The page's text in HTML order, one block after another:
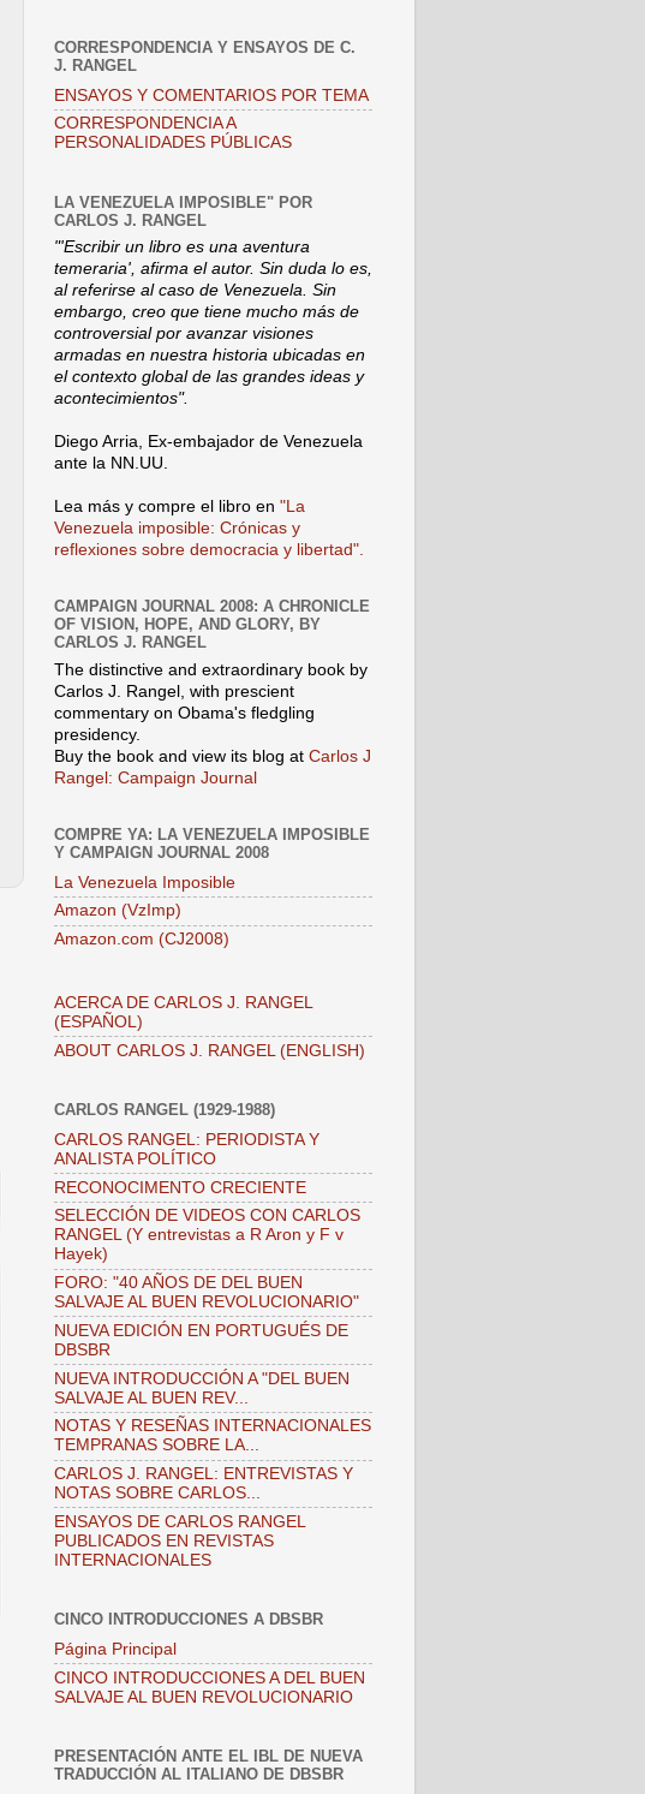
CORRESPONDENCIA Y ENSAYOS DE C.
J. RANGEL
ENSAYOS Y COMENTARIOS POR TEMA
CORRESPONDENCIA A
PERSONALIDADES PÚBLICAS
LA VENEZUELA IMPOSIBLE" POR
CARLOS J. RANGEL
"'Escribir un libro es una aventura
temeraria', afirma el autor. Sin duda lo es,
al referirse al caso de Venezuela. Sin
embargo, creo que tiene mucho más de
controversial por avanzar visiones
armadas en nuestra historia ubicadas en
el contexto global de las grandes ideas y
acontecimientos".
Diego Arria, Ex-embajador de Venezuela
ante la NN.UU.
Lea más y compre el libro en "La
Venezuela imposible: Crónicas y
reflexiones sobre democracia y libertad".
CAMPAIGN JOURNAL 2008: A CHRONICLE
OF VISION, HOPE, AND GLORY, BY
CARLOS J. RANGEL
The distinctive and extraordinary book by
Carlos J. Rangel, with prescient
commentary on Obama's fledgling
presidency.
Buy the book and view its blog at Carlos J
Rangel: Campaign Journal
COMPRE YA: LA VENEZUELA IMPOSIBLE
Y CAMPAIGN JOURNAL 2008
La Venezuela Imposible
Amazon (VzImp)
Amazon.com (CJ2008)
ACERCA DE CARLOS J. RANGEL
(ESPAÑOL)
ABOUT CARLOS J. RANGEL (ENGLISH)
CARLOS RANGEL (1929-1988)
CARLOS RANGEL: PERIODISTA Y
ANALISTA POLÍTICO
RECONOCIMENTO CRECIENTE
SELECCIÓN DE VIDEOS CON CARLOS
RANGEL (Y entrevistas a R Aron y F v
Hayek)
FORO: "40 AÑOS DE DEL BUEN
SALVAJE AL BUEN REVOLUCIONARIO"
NUEVA EDICIÓN EN PORTUGUÉS DE
DBSBR
NUEVA INTRODUCCIÓN A "DEL BUEN
SALVAJE AL BUEN REV...
NOTAS Y RESEÑAS INTERNACIONALES
TEMPRANAS SOBRE LA...
CARLOS J. RANGEL: ENTREVISTAS Y
NOTAS SOBRE CARLOS...
ENSAYOS DE CARLOS RANGEL
PUBLICADOS EN REVISTAS
INTERNACIONALES
CINCO INTRODUCCIONES A DBSBR
Página Principal
CINCO INTRODUCCIONES A DEL BUEN
SALVAJE AL BUEN REVOLUCIONARIO
PRESENTACIÓN ANTE EL IBL DE NUEVA
TRADUCCIÓN AL ITALIANO DE DBSBR